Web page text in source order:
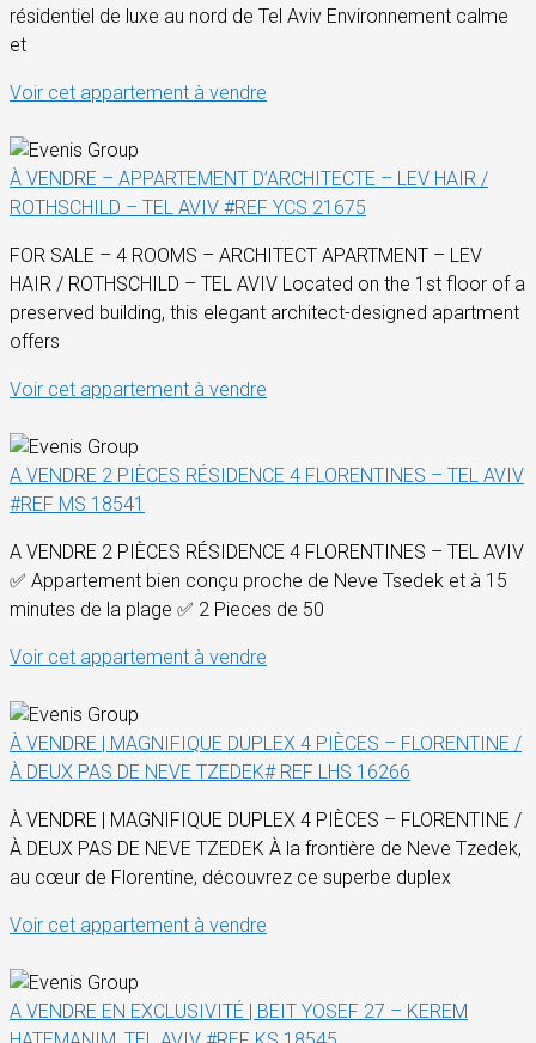
résidentiel de luxe au nord de Tel Aviv Environnement calme
et
Voir cet appartement à vendre
À VENDRE – APPARTEMENT D’ARCHITECTE – LEV HAIR /
ROTHSCHILD – TEL AVIV #REF YCS 21675
FOR SALE – 4 ROOMS – ARCHITECT APARTMENT – LEV
HAIR / ROTHSCHILD – TEL AVIV Located on the 1st floor of a
preserved building, this elegant architect-designed apartment
offers
Voir cet appartement à vendre
A VENDRE 2 PIÈCES RÉSIDENCE 4 FLORENTINES – TEL AVIV
#REF MS 18541
A VENDRE 2 PIÈCES RÉSIDENCE 4 FLORENTINES – TEL AVIV
✅ Appartement bien conçu proche de Neve Tsedek et à 15
minutes de la plage ✅ 2 Pieces de 50
Voir cet appartement à vendre
À VENDRE | MAGNIFIQUE DUPLEX 4 PIÈCES – FLORENTINE /
À DEUX PAS DE NEVE TZEDEK# REF LHS 16266
À VENDRE | MAGNIFIQUE DUPLEX 4 PIÈCES – FLORENTINE /
À DEUX PAS DE NEVE TZEDEK À la frontière de Neve Tzedek,
au cœur de Florentine, découvrez ce superbe duplex
Voir cet appartement à vendre
A VENDRE EN EXCLUSIVITÉ | BEIT YOSEF 27 – KEREM